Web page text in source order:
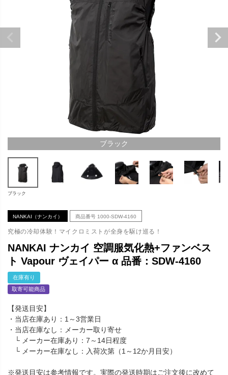
ブラック
ブラック
NANKAI（ナンカイ） 商品番号 1000-SDW-4160
究極の冷却体験！マイクロミストが全身を駆け巡る！
NANKAI ナンカイ 空調服気化熱+ファンベス
ト Vapour ヴェイパー α 品番：SDW-4160
在庫有り
取寄可能商品
【発送目安】
・当店在庫あり：1～3営業日
・当店在庫なし：メーカー取り寄せ
└ メーカー在庫あり：7～14日程度
└ メーカー在庫なし：入荷次第（1～12か月目安）
※発送目安は参考情報です。実際の発送時期はご注文後に改めて